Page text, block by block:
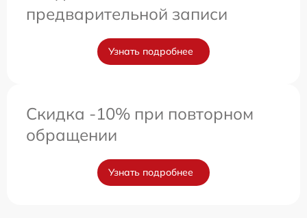
предварительной записи
Узнать подробнее
Скидка -10% при повторном
обращении
Узнать подробнее